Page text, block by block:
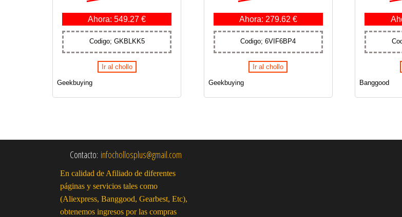
Ahora: 549.27 €
Codigo; GKBLKK5
Ir al chollo
Geekbuying
Ahora: 279.62 €
Codigo; 6VIF6BP4
Ir al chollo
Geekbuying Banggood
Contacto: infochollosplus@gmail.com
En calidad de Afiliado de diferentes
páginas y servicios tales como
(Aliexpress, Banggood, Gearbest, Etc),
obtenemos ingresos por las compras